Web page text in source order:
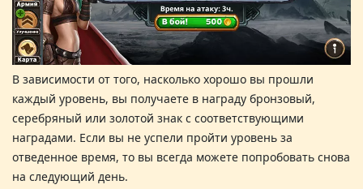
В зависимости от того, насколько хорошо вы прошли
каждый уровень, вы получаете в награду бронзовый,
серебряный или золотой знак с соответствующими
наградами. Если вы не успели пройти уровень за
отведенное время, то вы всегда можете попробовать снова
на следующий день.